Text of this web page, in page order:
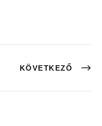
KÖVETKEZŐ